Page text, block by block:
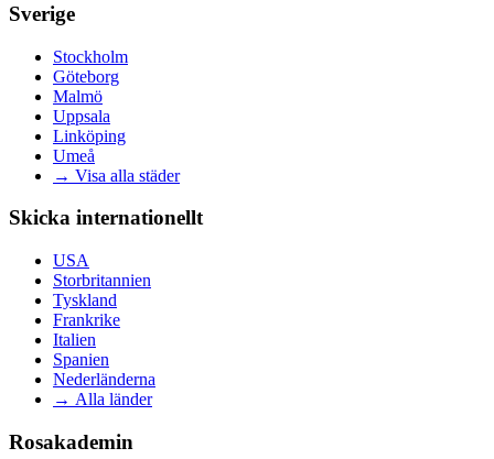
Sverige
Stockholm
Göteborg
Malmö
Uppsala
Linköping
Umeå
→ Visa alla städer
Skicka internationellt
USA
Storbritannien
Tyskland
Frankrike
Italien
Spanien
Nederländerna
→ Alla länder
Rosakademin